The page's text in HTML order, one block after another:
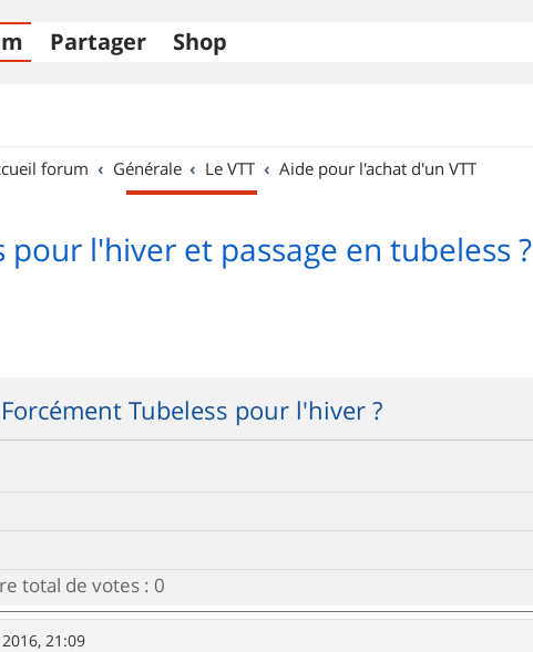
Partager Shop
forum Générale Le VTT Aide pour l'achat d'un VTT
pour l'hiver et passage en tubeless ?
Forcément Tubeless pour l'hiver ?
total de votes : 0
21:09